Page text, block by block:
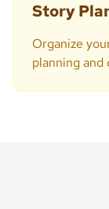
Story
Organize
planning